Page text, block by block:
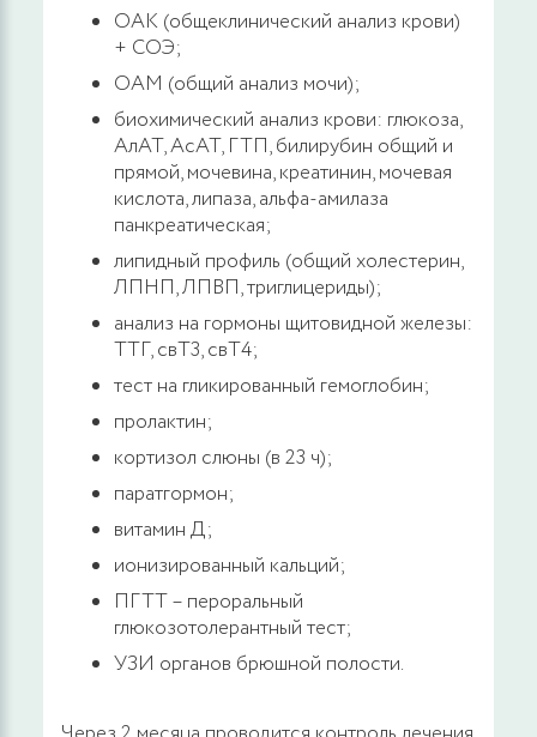
ОАК (общеклинический анализ крови)
+ СОЭ;
ОАМ (общий анализ мочи);
биохимический анализ крови: глюкоза,
АлАТ, АсАТ, ГТП, билирубин общий и
прямой, мочевина, креатинин, мочевая
кислота, липаза, альфа-амилаза
панкреатическая;
липидный профиль (общий холестерин,
ЛПНП, ЛПВП, триглицериды);
анализ на гормоны щитовидной железы:
ТТГ, свТ3, свТ4;
тест на гликированный гемоглобин;
пролактин;
кортизол слюны (в 23 ч);
паратгормон;
витамин Д;
ионизированный кальций;
ПГТТ – пероральный
глюкозотолерантный тест;
УЗИ органов брюшной полости.